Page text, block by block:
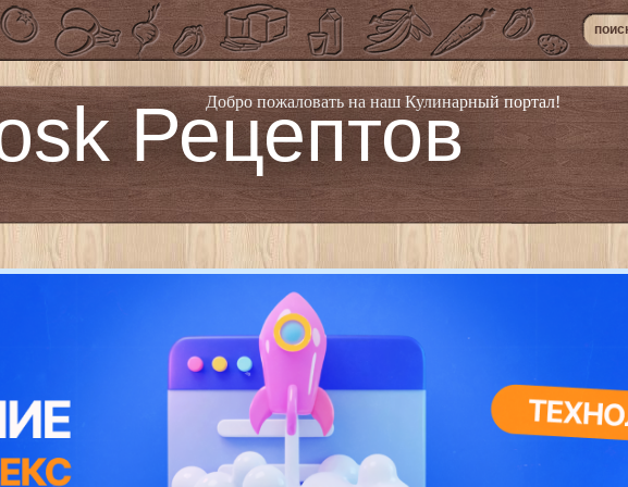
Добро пожаловать на наш Кулинарный портал!
Рецептов